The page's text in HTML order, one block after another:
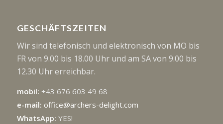
GESCHÄFTSZEITEN
Wir sind telefonisch und elektronisch von MO bis
FR von 9.00 bis 18.00 Uhr und am SA von 9.00 bis
12.30 Uhr erreichbar.
mobil: +43 676 603 49 68
e-mail: office@archers-delight.com
WhatsApp: YES!